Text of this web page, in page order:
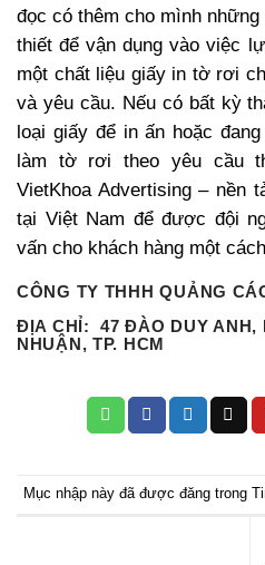
đọc có thêm cho mình
thiết để vận dụng vào việc
một chất liệu giấy in tờ rơi
và yêu cầu. Nếu có bất kỳ
loại giấy để in ấn hoặc
làm tờ rơi theo yêu cầu
VietKhoa Advertising – nền
tại Việt Nam để được đội
vấn cho khách hàng một
CÔNG TY THHH QUẢNG
ĐỊA CHỈ:
47 ĐÀO DUY ANH,
NHUẬN, TP. HCM
Mục nhập này đã được đăng trong